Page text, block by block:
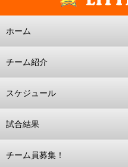
ホーム
チーム紹介
スケジュール
試合結果
チーム員募集！